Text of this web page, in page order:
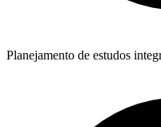
Planejamento de estudos